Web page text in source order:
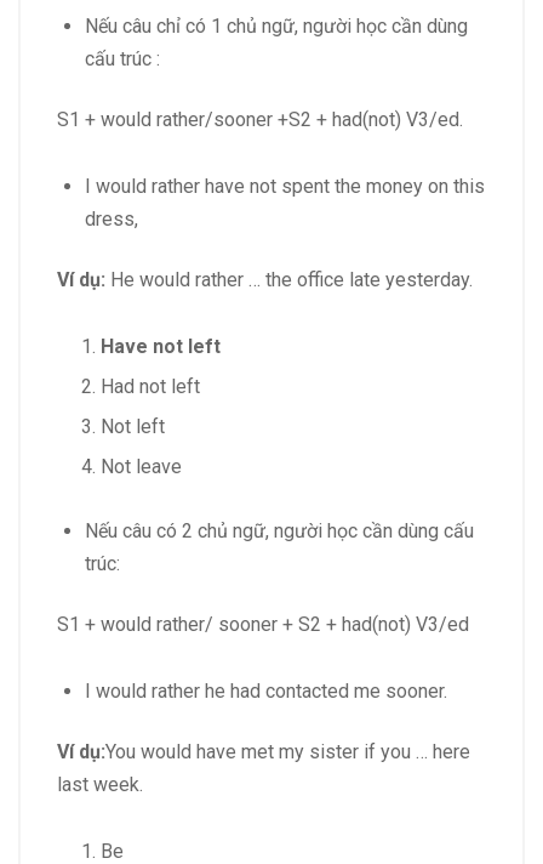
Nếu câu chỉ có 1 chủ ngữ, người học cần dùng
cấu trúc :
S1 + would rather/sooner +S2 + had(not) V3/ed.
I would rather have not spent the money on this
dress,
Ví dụ: He would rather … the office late yesterday.
Have not left
Had not left
Not left
Not leave
Nếu câu có 2 chủ ngữ, người học cần dùng cấu
trúc:
S1 + would rather/ sooner + S2 + had(not) V3/ed
I would rather he had contacted me sooner.
Ví dụ:You would have met my sister if you … here
last week.
Be